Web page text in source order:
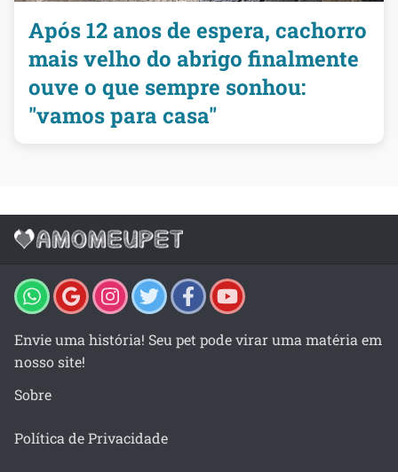
Após 12 anos de espera, cachorro
mais velho do abrigo finalmente
ouve o que sempre sonhou:
"vamos para casa"
Envie uma história! Seu pet pode virar uma matéria em
nosso site!
Sobre
Política de Privacidade